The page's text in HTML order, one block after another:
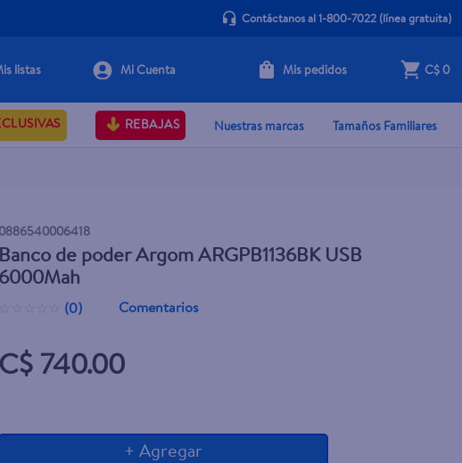
Contáctanos al 1-800-7022(línea gratuita)
listas Mis pedidos C$ 0
REBAJAS Nuestras marcas Tamaños Familiares
0886540006418
Banco de poder Argom ARGPB1136BK USB
6000Mah
(0) Comentarios
C$ 740.00
+ Agregar
+ Agregar